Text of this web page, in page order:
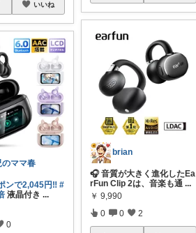
いいね
のママ春
ンで2,045円‼️ #
液晶付き ...
0
brian
🎧 音質が大きく進化したEa
rFun Clip 2は、音楽も通 ...
￥ 9,990
0 0 2